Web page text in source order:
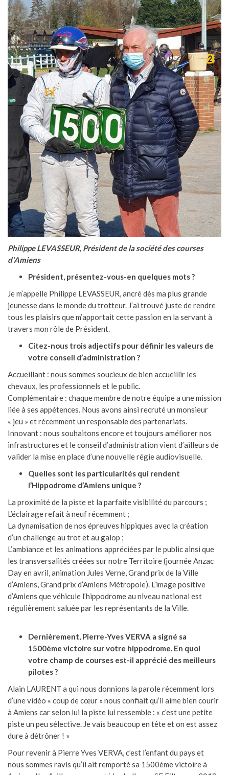
Philippe LEVASSEUR, Président de la société des courses
d'Amiens
Président, présentez-vous-en quelques mots ?
Je m’appelle Philippe LEVASSEUR, ancré dès ma plus grande
jeunesse dans le monde du trotteur. J’ai trouvé juste de rendre
tous les plaisirs que m’apportait cette passion en la servant à
travers mon rôle de Président.
Citez-nous trois adjectifs pour définir les valeurs de
votre conseil d’administration ?
Accueillant : nous sommes soucieux de bien accueillir les
chevaux, les professionnels et le public.
Complémentaire : chaque membre de notre équipe a une mission
liée à ses appétences. Nous avons ainsi recruté un monsieur
« jeu » et récemment un responsable des partenariats.
Innovant : nous souhaitons encore et toujours améliorer nos
infrastructures et le conseil d’administration vient d’ailleurs de
valider la mise en place d’une nouvelle régie audiovisuelle.
Quelles sont les particularités qui rendent
l’Hippodrome d’Amiens unique ?
La proximité de la piste et la parfaite visibilité du parcours ;
L’éclairage refait à neuf récemment ;
La dynamisation de nos épreuves hippiques avec la création
d’un challenge au trot et au galop ;
L’ambiance et les animations appréciées par le public ainsi que
les transversalités créées sur notre Territoire (journée Anzac
Day en avril, animation Jules Verne, Grand prix de la Ville
d’Amiens, Grand prix d’Amiens Métropole). L’image positive
d’Amiens que véhicule l’hippodrome au niveau national est
régulièrement saluée par les représentants de la Ville.
Dernièrement, Pierre-Yves VERVA a signé sa
1500ème victoire sur votre hippodrome. En quoi
votre champ de courses est-il apprécié des meilleurs
pilotes ?
Alain LAURENT a qui nous donnions la parole récemment lors
d’une vidéo « coup de cœur » nous confiait qu’il aime bien courir
à Amiens car selon lui la piste lui ressemble : « c’est une petite
piste un peu sélective. Je vais beaucoup en tête et on est assez
dure à détrôner ! »
Pour revenir à Pierre Yves VERVA, c’est l’enfant du pays et
nous sommes ravis qu’il ait remporté sa 1500ème victoire à